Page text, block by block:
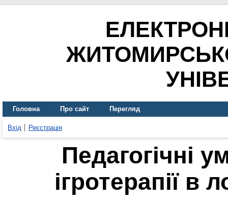
Головна Про сайт Перегляд
Вхід Реєстрація
Педагогічні
ігротерапії в